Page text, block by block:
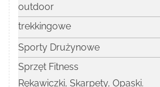
outdoor
trekkingowe
Sporty Drużynowe
Sprzęt Fitness
Rękawiczki, Skarpety, Opaski.